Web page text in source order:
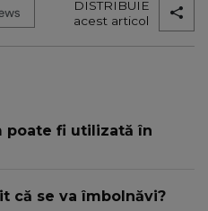
DISTRIBUIE
acest articol
poate fi utilizată în
că se va îmbolnăvi?